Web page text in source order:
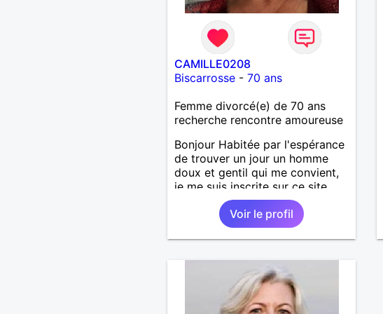
CAMILLE0208
Biscarrosse- 70 ans
Femme divorcé(e) de 70 ans
recherche rencontre amoureuse
Bonjour Habitée par l'espérance
de trouver un jour un homme
doux et gentil qui me convient,
je me suis inscrite sur ce site.
J'espère ne pas y rester trop
longtemps. Je suis une femme
très dynamique, droite, franche,
généreuse, très sensible, câline,
avec musique, le cinéma, les
promenades, la mer, la plage, et
les jolies choses en général.
Voir le profil